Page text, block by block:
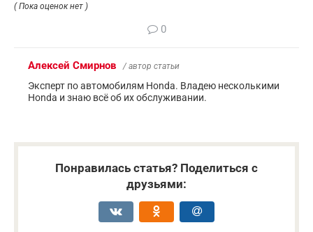
( Пока оценок нет )
0
Алексей Смирнов / автор статьи
Эксперт по автомобилям Honda. Владею несколькими
Honda и знаю всё об их обслуживании.
Понравилась статья? Поделиться с
друзьями: